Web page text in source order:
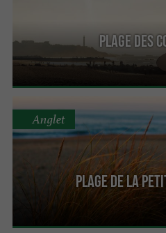
Plage des
Plage de la
Anglet